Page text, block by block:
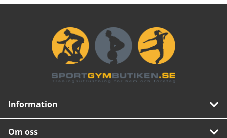
Information
Om oss